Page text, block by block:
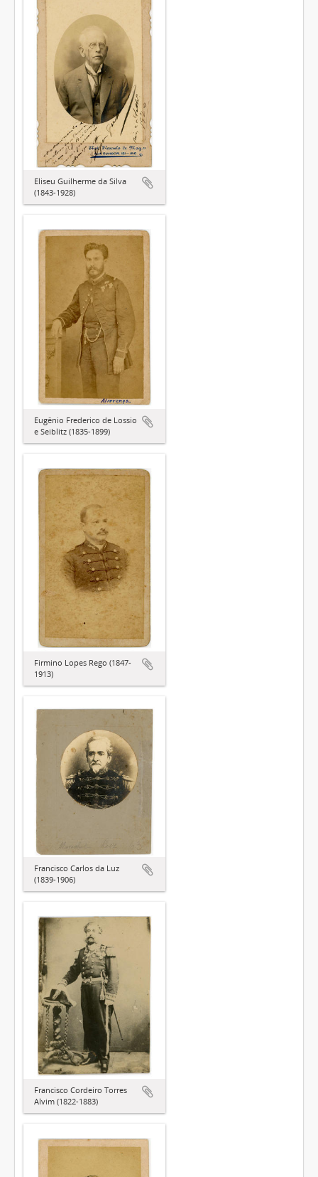
Eliseu Guilherme da Silva
(1843-1928)
Eugênio Frederico de Lossio
e Seiblitz (1835-1899)
Firmino Lopes Rego (1847-
1913)
Francisco Carlos da Luz
(1839-1906)
Francisco Cordeiro Torres
Alvim (1822-1883)